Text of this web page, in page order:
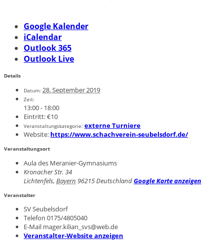
Google Kalender
iCalendar
Outlook 365
Outlook Live
Details
Datum: 28. September 2019
Zeit:
13:00 - 18:00
Eintritt:€10
Veranstaltungskategorie: externe Turniere
Website: https://www.schachverein-seubelsdorf.de/
Veranstaltungsort
Aula des Meranier-Gymnasiums
Kronacher Str. 34
Lichtenfels, Bayern 96215DeutschlandGoogle Karte anzeigen
Veranstalter
SV Seubelsdorf
Telefon 0175/4805040
E-Mail mager.kilian_svs@web.de
Veranstalter-Website anzeigen